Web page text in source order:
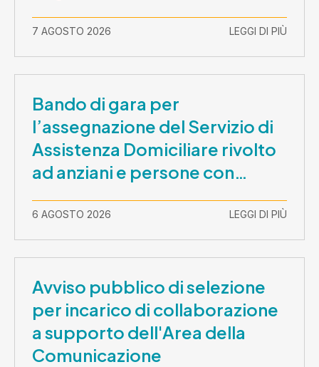
7 AGOSTO 2026 LEGGI DI PIÙ
Bando di gara per
l’assegnazione del Servizio di
Assistenza Domiciliare rivolto
ad anziani e persone con
2026-30 settembre 2029
6 AGOSTO 2026 LEGGI DI PIÙ
Avviso pubblico di selezione
per incarico di collaborazione
a supporto dell'Area della
Comunicazione